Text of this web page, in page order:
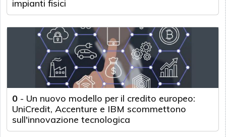
impianti fisici
0 - Un nuovo modello per il credito europeo:
UniCredit, Accenture e IBM scommettono
sull'innovazione tecnologica